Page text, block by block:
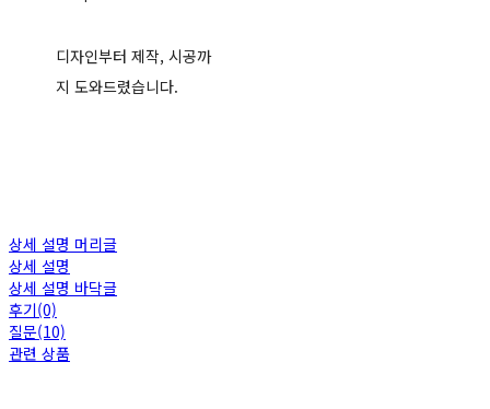
디자인부터 제작, 시공까
지 도와드렸습니다.
상세 설명 머리글
상세 설명
상세 설명 바닥글
후기(0)
질문(10)
관련 상품